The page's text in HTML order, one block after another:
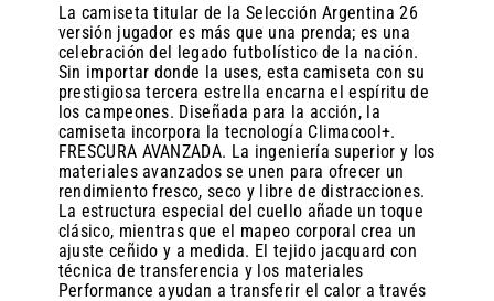
La camiseta titular de la Selección Argentina 26
versión jugador es más que una prenda; es una
celebración del legado futbolístico de la nación.
Sin importar donde la uses, esta camiseta con su
prestigiosa tercera estrella encarna el espíritu de
los campeones. Diseñada para la acción, la
camiseta incorpora la tecnología Climacool+.
FRESCURA AVANZADA. La ingeniería superior y los
materiales avanzados se unen para ofrecer un
rendimiento fresco, seco y libre de distracciones.
La estructura especial del cuello añade un toque
clásico, mientras que el mapeo corporal crea un
ajuste ceñido y a medida. El tejido jacquard con
técnica de transferencia y los materiales
Performance ayudan a transferir el calor a través